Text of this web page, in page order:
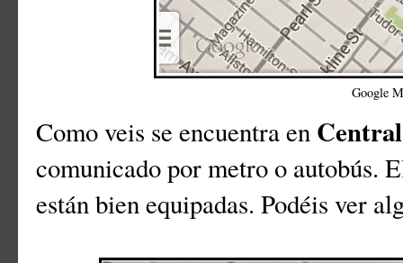
Google
Como veis se encuentra en
comunicado por metro o autobús.
están bien equipadas. Podéis ver